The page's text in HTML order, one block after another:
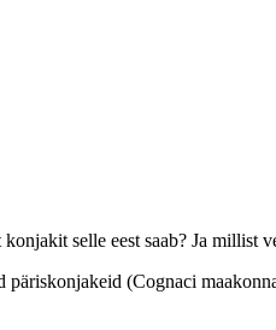
selle eest saab? Ja millist
(Cognaci